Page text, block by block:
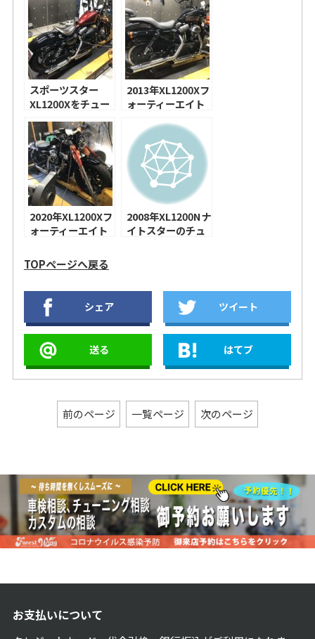
スポーツスター
XL1200Xをチュー
ニングしました！
2013年XL1200Xフ
ォーティーエイト
2020年XL1200Xフ
ォーティーエイト
アレンネスドリフ
トエアクリーナ
ンズショートショ
ット＋クワイエッ
トバッフル！
2008年XL1200Nナ
イトスターのチュ
ステージ１エアク
リーナーキット！
TOPページへ戻る
シェア ツイート
送る はてブ
前のページ 一覧ページ 次のページ
お支払いについて